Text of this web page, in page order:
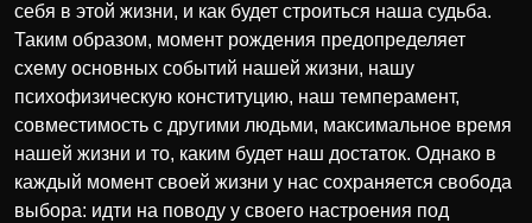
себя в этой жизни, и как будет строиться наша судьба.
Таким образом, момент рождения предопределяет
схему основных событий нашей жизни, нашу
психофизическую конституцию, наш темперамент,
совместимость с другими людьми, максимальное время
нашей жизни и то, каким будет наш достаток. Однако в
каждый момент своей жизни у нас сохраняется свобода
выбора: идти на поводу у своего настроения под